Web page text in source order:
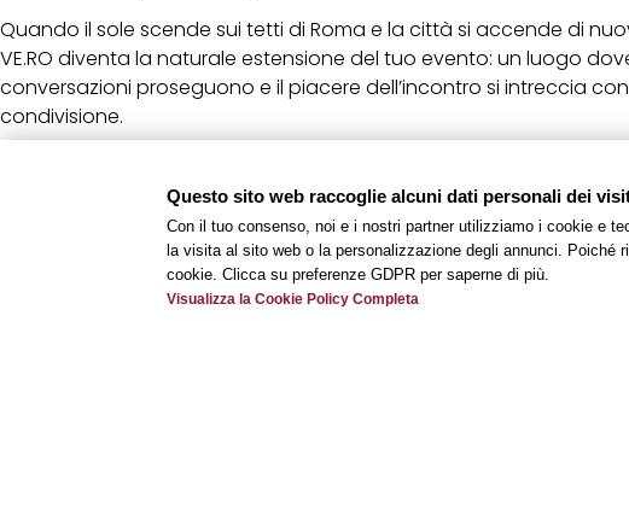
Quando il sole scende sui tetti di Roma e la città si accende di
VE.RO diventa la naturale estensione del tuo evento: un luogo
conversazioni proseguono e il piacere dell’incontro si intreccia
condivisione.
Where summer meetings happen.
And continue at VE.RO Rooftop
+39 06 83467734oppure scrivici all’indirizzo mail
Questo sito web raccoglie alcuni dati personali dei
Con il tuo consenso, noi e i nostri partner utilizziamo i cookie e
la visita al sito web o la personalizzazione degli annunci.
cookie. Clicca su preferenze GDPR per saperne di più.
Visualizza la Cookie Policy Completa